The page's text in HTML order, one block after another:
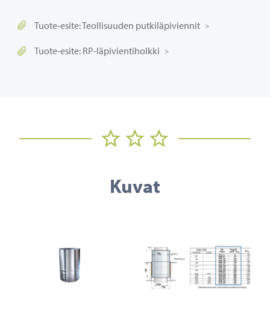
Tuote-esite: Teollisuuden putkiläpiviennit
Tuote-esite: RP-läpivientiholkki
Kuvat